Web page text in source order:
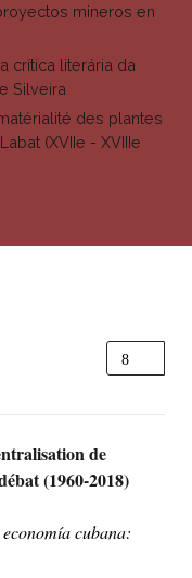
mineros en
crítica literária da
Silveira
des plantes
(XVIIe - XVIIIe
de
(1960-2018)
cubana: